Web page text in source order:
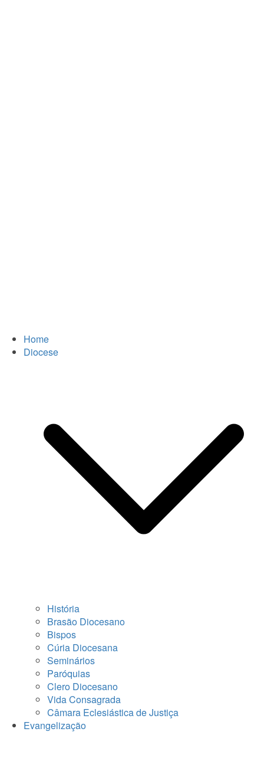
Home
Diocese
História
Brasão Diocesano
Bispos
Cúria Diocesana
Seminários
Paróquias
Clero Diocesano
Vida Consagrada
Câmara Eclesiástica de Justiça
Evangelização